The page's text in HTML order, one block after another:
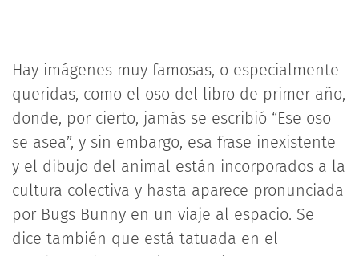
Hay imágenes muy famosas, o especialmente
queridas, como el oso del libro de primer año,
donde, por cierto, jamás se escribió “Ese oso
se asea”, y sin embargo, esa frase inexistente
y el dibujo del animal están incorporados a la
cultura colectiva y hasta aparece pronunciada
por Bugs Bunny en un viaje al espacio. Se
dice también que está tatuada en el